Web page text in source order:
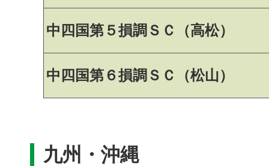
中四国第５損調ＳＣ（高松）
中四国第６損調ＳＣ（松山）
九州・沖縄